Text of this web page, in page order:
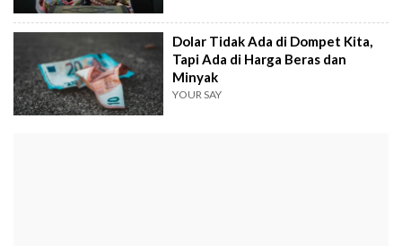
Dolar Tidak Ada di Dompet Kita,
Tapi Ada di Harga Beras dan
Minyak
YOUR SAY